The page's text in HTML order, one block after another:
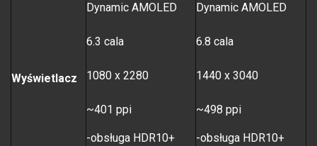
Wyświetlacz
Dynamic AMOLED
6.3 cala
1080 x 2280
~401 ppi
-obsługa HDR10+
Dynamic AMOLED
6.8 cala
1440 x 3040
~498 ppi
-obsługa HDR10+